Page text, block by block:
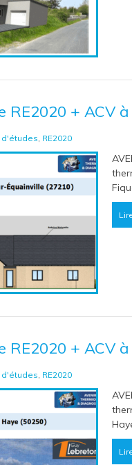
RE2020 + ACV
d'études RE2020
RE2020 + ACV
d'études RE2020